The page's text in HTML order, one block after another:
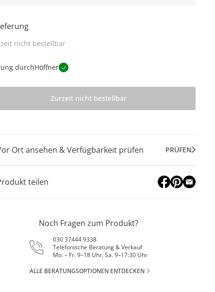
nicht bestellbar
durchHöffner
Zurzeit nicht bestellbar
Ort ansehen & Verfügbarkeit prüfen PRÜFEN
teilen
Noch Fragen zum Produkt?
030 37444 9338
Telefonische Beratung & Verkauf
Mo. – Fr. 9–18 Uhr, Sa. 9–17:30 Uhr
ALLE BERATUNGSOPTIONEN ENTDECKEN